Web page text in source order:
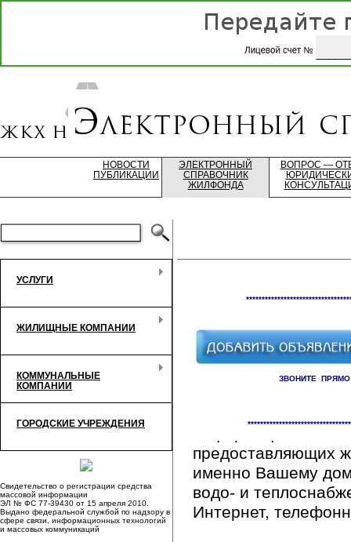
НОВОСТИ
ПУБЛИКАЦИИ
ЭЛЕКТРОННЫЙ
СПРАВОЧНИК
ЖИЛФОНДА
ВОПРОС —
УСЛУГИ
ЖИЛИЩНЫЕ КОМПАНИИ
КОММУНАЛЬНЫЕ
КОМПАНИИ
ГОРОДСКИЕ УЧРЕЖДЕНИЯ
Свидетельство о регистрации средства
массовой информации
ЭЛ № ФС 77-39430 от 15 апреля 2010.
Выдано федеральной службой по надзору в
сфере связи, информационных технологий
и массовых коммуникаций
ЗВОНИТЕ
предоставляющих
именно Вашему
водо- и
Интернет,